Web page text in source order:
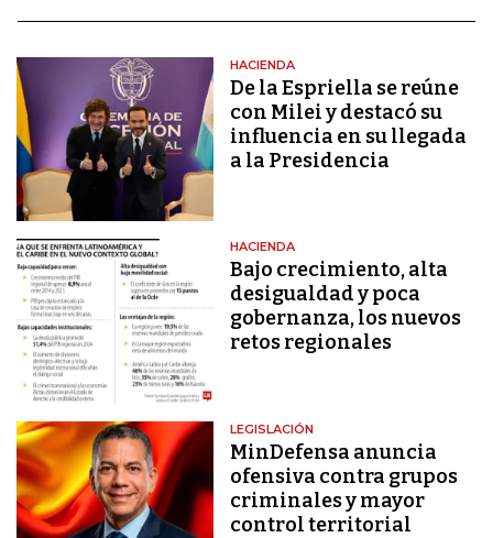
HACIENDA
De la Espriella se reúne
con Milei y destacó su
influencia en su llegada
a la Presidencia
HACIENDA
Bajo crecimiento, alta
desigualdad y poca
gobernanza, los nuevos
retos regionales
LEGISLACIÓN
MinDefensa anuncia
ofensiva contra grupos
criminales y mayor
control territorial